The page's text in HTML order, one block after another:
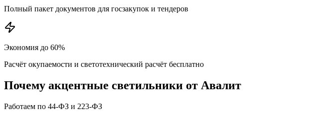
Полный пакет документов для госзакупок и тендеров
Экономия до 60%
Расчёт окупаемости и светотехнический расчёт бесплатно
Почему акцентные светильники от Авалит
Работаем по 44-ФЗ и 223-ФЗ